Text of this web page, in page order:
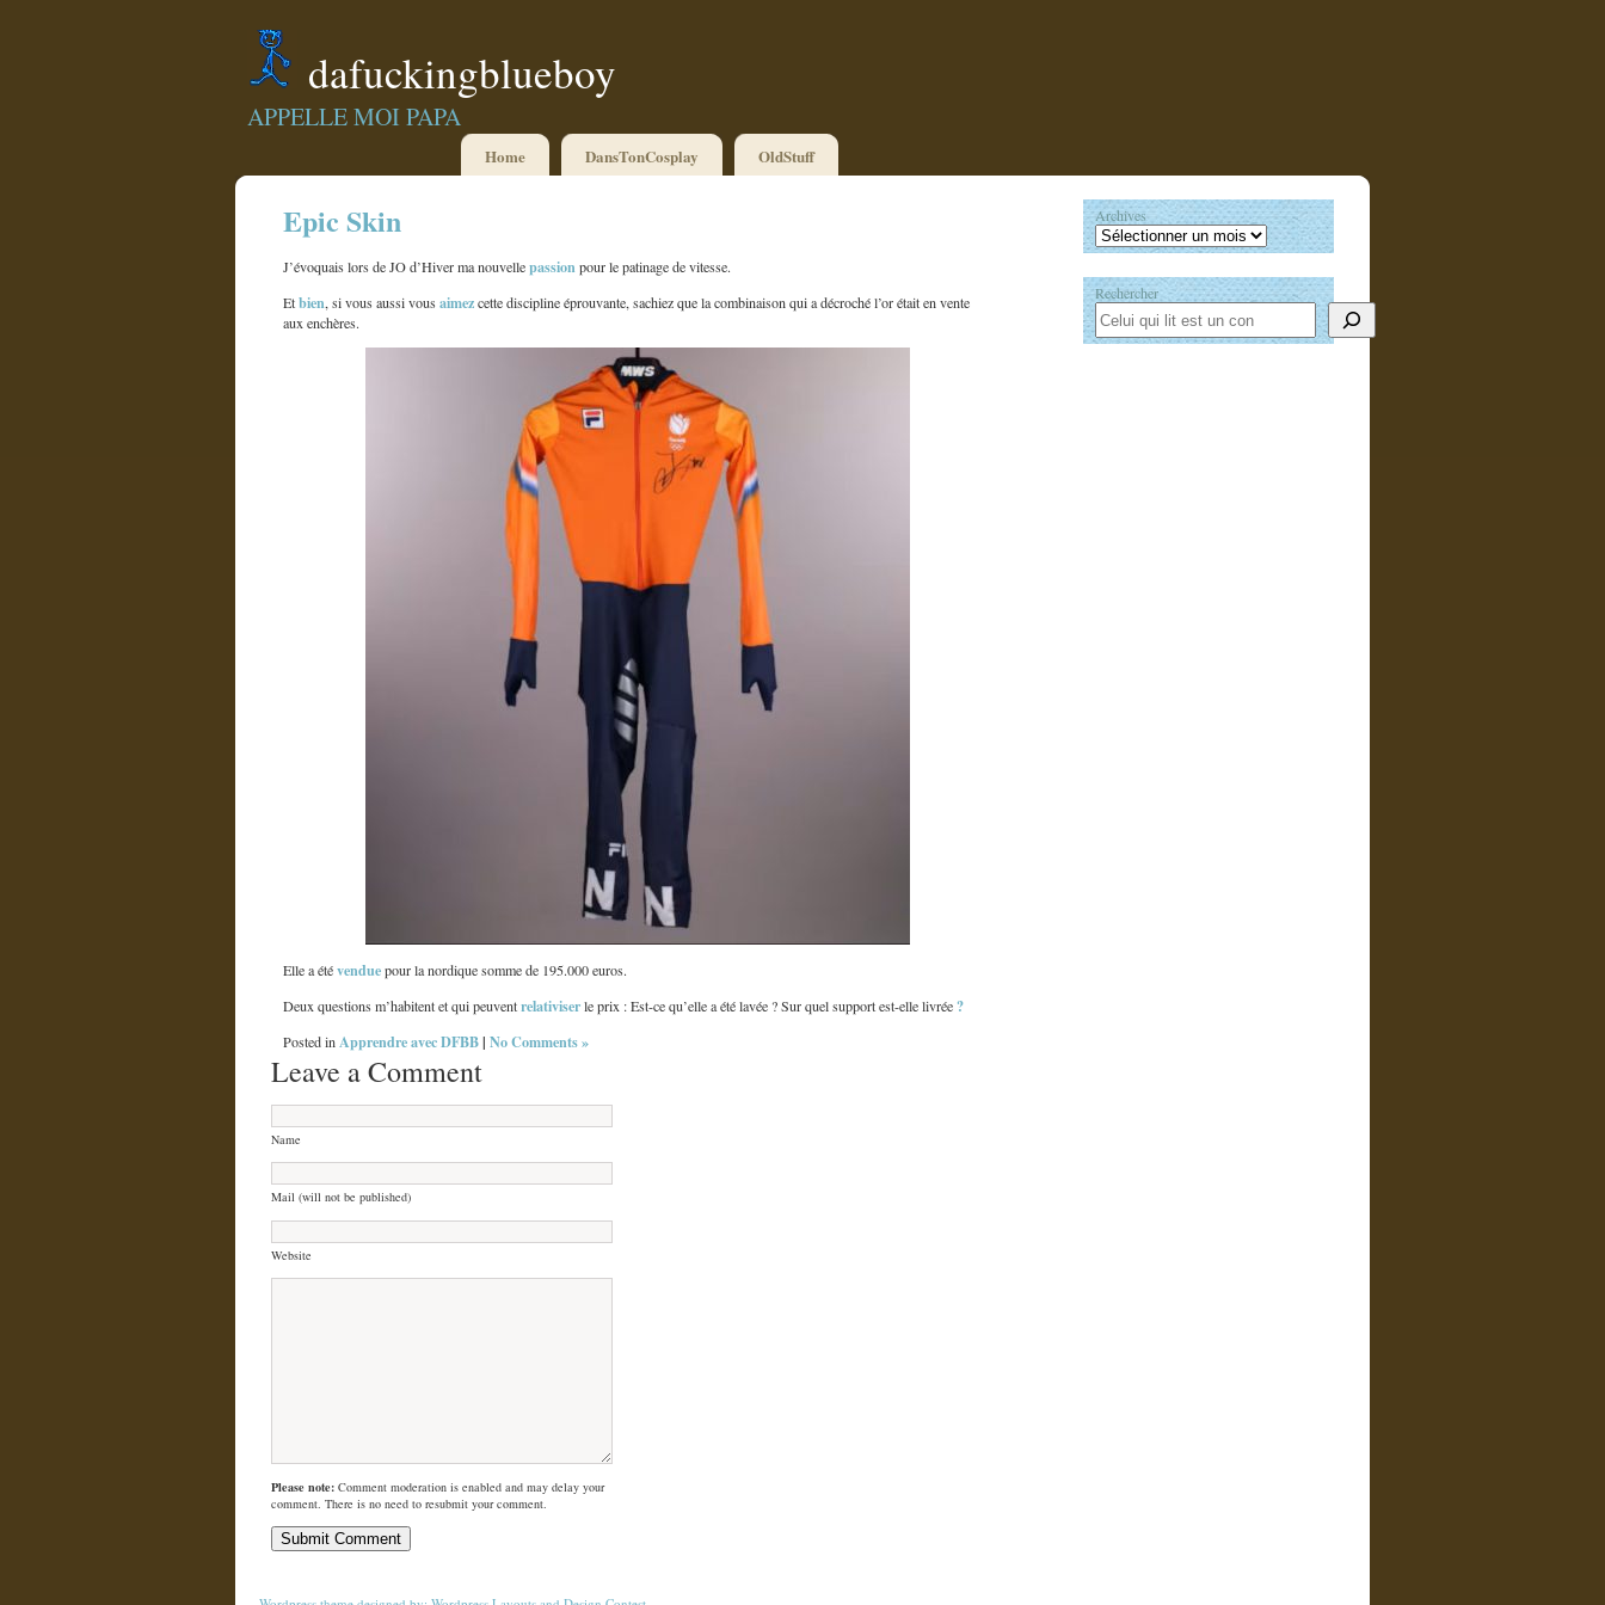
dafuckingblueboy
APPELLE MOI PAPA
Home DansTonCosplay OldStuff
Epic Skin
J’évoquais lors de JO d’Hiver ma nouvellepassionpour le patinage de vitesse.
Etbien, si vous aussi vousaimezcette discipline éprouvante, sachiez que la combinaison qui a décroché l’or était en vente
aux enchères.
Elle a étévenduepour la nordique somme de 195.000 euros.
Deux questions m’habitent et qui peuventrelativiserle prix : Est-ce qu’elle a été lavée ? Sur quel support est-elle livrée?
Posted inApprendre avec DFBB| No Comments »
Leave a Comment
Name
Mail (will not be published)
Website
Please note: Comment moderation is enabled and may delay your
comment. There is no need to resubmit your comment.
Archives
Rechercher